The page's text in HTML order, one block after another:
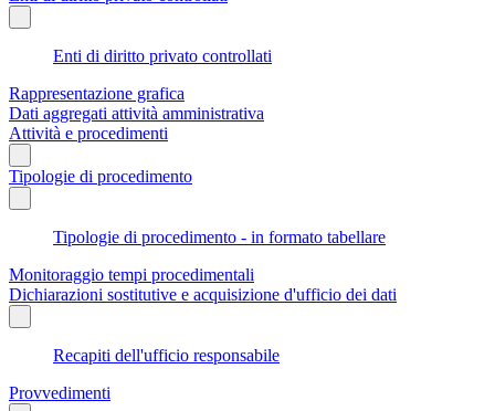
Enti di diritto privato controllati
Rappresentazione grafica
Dati aggregati attività amministrativa
Attività e procedimenti
Tipologie di procedimento
Tipologie di procedimento - in formato tabellare
Monitoraggio tempi procedimentali
Dichiarazioni sostitutive e acquisizione d'ufficio dei dati
Recapiti dell'ufficio responsabile
Provvedimenti